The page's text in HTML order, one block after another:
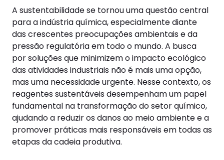
A sustentabilidade se tornou uma questão central
para a indústria química, especialmente diante
das crescentes preocupações ambientais e da
pressão regulatória em todo o mundo. A busca
por soluções que minimizem o impacto ecológico
das atividades industriais não é mais uma opção,
mas uma necessidade urgente. Nesse contexto, os
reagentes sustentáveis desempenham um papel
fundamental na transformação do setor químico,
ajudando a reduzir os danos ao meio ambiente e a
promover práticas mais responsáveis em todas as
etapas da cadeia produtiva.